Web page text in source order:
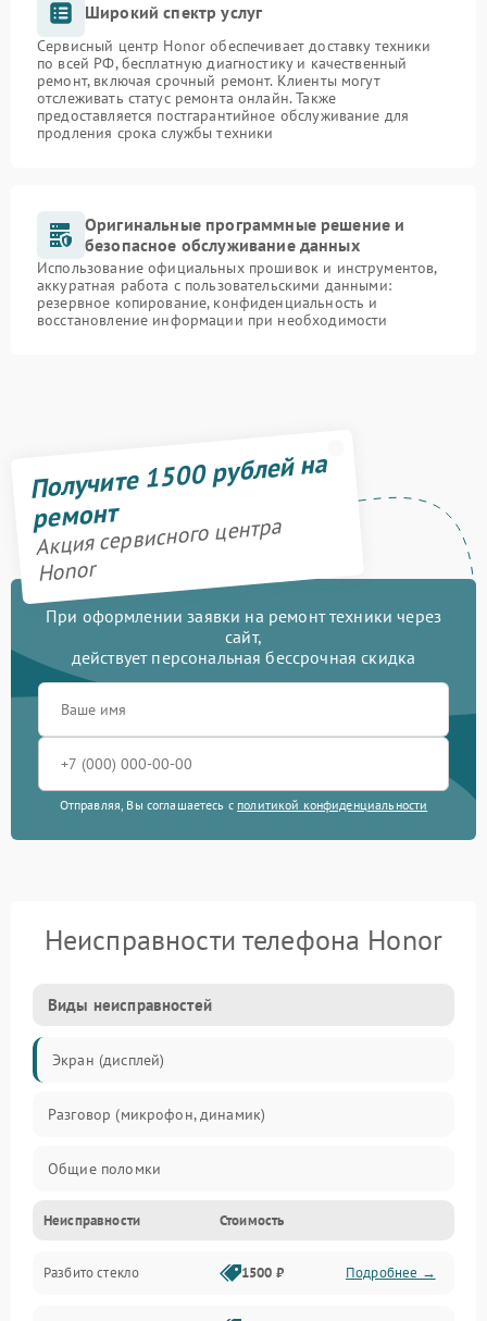
Широкий спектр услуг
Сервисный центр Honor обеспечивает доставку техники
по всей РФ, бесплатную диагностику и качественный
ремонт, включая срочный ремонт. Клиенты могут
отслеживать статус ремонта онлайн. Также
предоставляется постгарантийное обслуживание для
продления срока службы техники
Оригинальные программные решение и
безопасное обслуживание данных
Использование официальных прошивок и инструментов,
аккуратная работа с пользовательскими данными:
резервное копирование, конфиденциальность и
восстановление информации при необходимости
Получите 1500 рублей на
ремонт
Акция сервисного центра
Honor
При оформлении заявки на ремонт техники через
сайт,
действует персональная бессрочная скидка
Отправляя, Вы соглашаетесь с политикой конфиденциальности
Неисправности телефона Honor
Виды неисправностей
Экран (дисплей)
Разговор (микрофон, динамик)
Общие поломки
Проблемы связи
Камеры
Неисправности Стоимость
Разбито стекло 1500 ₽ Подробнее →